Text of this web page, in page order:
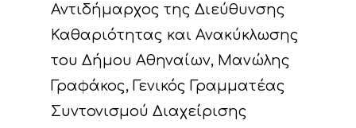
Αντιδήμαρχος της Διεύθυνσης
Καθαριότητας και Ανακύκλωσης
του Δήμου Αθηναίων, Μανώλης
Γραφάκος, Γενικός Γραμματέας
Συντονισμού Διαχείρισης